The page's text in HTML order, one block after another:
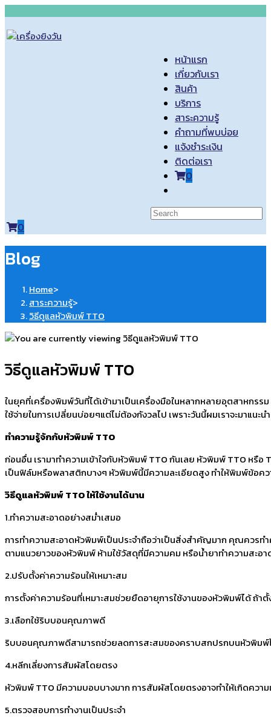
หน้าแรก
เกี่ยวกับเรา
สินค้า
บริการ
สาระความรู้
คำถามที่พบบ่อย
แจ้งชำระเงิน
ติดต่อเรา
0
0
Blog
Home>
สาระความรู้>
วิธีดูแลหัวพิมพ์ TTO
วิธีดูแลหัวพิมพ์ TTO
ในยุคที่เครื่องพิมพ์วันที่ได้เข้ามาเป็นเครื่องมือในหลากหลายอุตสาหก
ใช้จ่ายในการเปลี่ยนบ่อยๆแต่ไม่ต้องกังวลไป เพราะวันนี้ผมเราจะมาแน
ทำความรู้จักกับหัวพิมพ์TTO
ก่อนอื่น เรามาทำความเข้าใจกับหัวพิมพ์ TTO กันเลย หัวพิมพ์ TTO ห
เป็นฟิล์มหรือพลาสติกบางๆ หัวพิมพ์นี้มีความละเอียดสูง ทำให้พิมพ์ข้อค
วิธีดูแลหัวพิมพ์TTOให้ใช้งานได้นาน
1.ทำความสะอาดอย่างสม่ำเสมอ
การทำความสะอาดหัวพิมพ์เป็นประจำถือว่าเป็นสิ่งสำคัญมาก คุณควรท
ตามแนวยาวของหัวพิมพ์ ห้ามใช้วัสดุที่มีความคม หรือน้ำยาทำความสะอ
2.ปรับตั้งค่าความร้อนให้เหมาะสม
การตั้งค่าความร้อนที่เหมาะสมช่วยยืดอายุการใช้งานของหัวพิมพ์ได้ ถ้
3.เลือกใช้ริบบอนคุณภาพดี
ริบบอนคุณภาพดีสามารถช่วยลดการสะสมของคราบสกปรกบนหัวพิมพ์ไ
4.หลีกเลี่ยงการสัมผัสโดยตรง
หัวพิมพ์ TTO มีความบอบบางมาก การสัมผัสโดยตรงอาจทำให้เกิดคว
5.ตรวจสอบการทำงานเป็นประจำ